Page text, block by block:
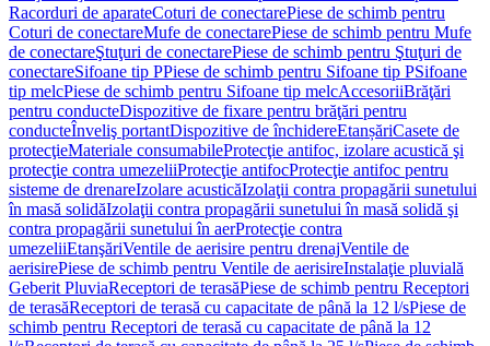
Racorduri de aparateCoturi de conectarePiese de schimb pentru
Coturi de conectareMufe de conectarePiese de schimb pentru Mufe
de conectareŞtuţuri de conectarePiese de schimb pentru Ştuţuri de
conectareSifoane tip PPiese de schimb pentru Sifoane tip PSifoane
tip melcPiese de schimb pentru Sifoane tip melcAccesoriiBrăţări
pentru conducteDispozitive de fixare pentru brăţări pentru
conducteÎnveliş portantDispozitive de închidereEtanșăriCasete de
protecţieMateriale consumabileProtecţie antifoc, izolare acustică şi
protecţie contra umezeliiProtecţie antifocProtecţie antifoc pentru
sisteme de drenareIzolare acusticăIzolaţii contra propagării sunetului
în masă solidăIzolaţii contra propagării sunetului în masă solidă şi
contra propagării sunetului în aerProtecţie contra
umezeliiEtanşăriVentile de aerisire pentru drenajVentile de
aerisirePiese de schimb pentru Ventile de aerisireInstalaţie pluvială
Geberit PluviaReceptori de terasăPiese de schimb pentru Receptori
de terasăReceptori de terasă cu capacitate de până la 12 l/sPiese de
schimb pentru Receptori de terasă cu capacitate de până la 12